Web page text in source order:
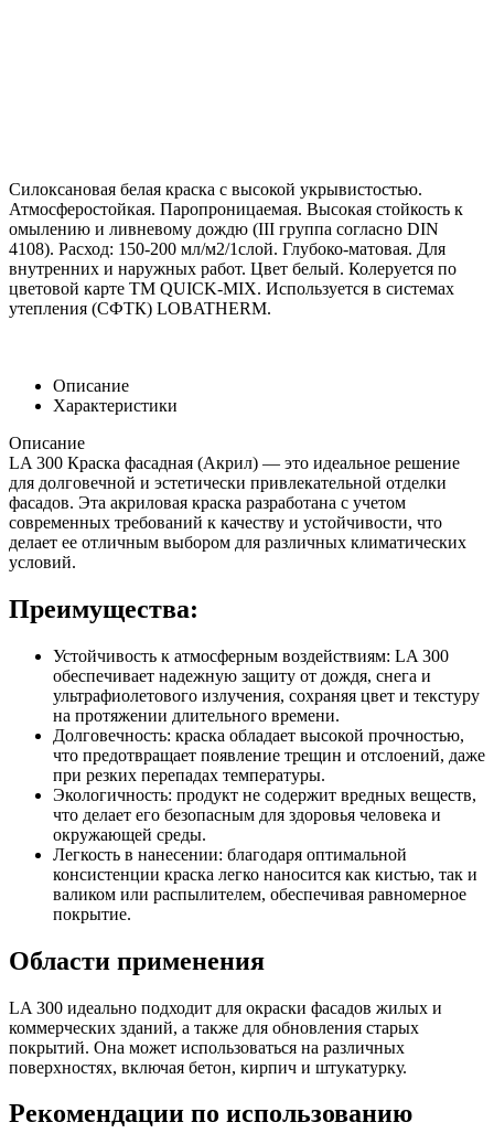
Силоксановая белая краска с высокой укрывистостью.
Атмосферостойкая. Паропроницаемая. Высокая стойкость к
омылению и ливневому дождю (III группа согласно DIN
4108). Расход: 150-200 мл/м2/1слой. Глубоко-матовая. Для
внутренних и наружных работ. Цвет белый. Колеруется по
цветовой карте ТМ QUICK-MIX. Используется в системах
утепления (СФТК) LOBATHERM.
Описание
Характеристики
Описание
LA 300 Краска фасадная (Акрил) — это идеальное решение
для долговечной и эстетически привлекательной отделки
фасадов. Эта акриловая краска разработана с учетом
современных требований к качеству и устойчивости, что
делает ее отличным выбором для различных климатических
условий.
Преимущества:
Устойчивость к атмосферным воздействиям: LA 300
обеспечивает надежную защиту от дождя, снега и
ультрафиолетового излучения, сохраняя цвет и текстуру
на протяжении длительного времени.
Долговечность: краска обладает высокой прочностью,
что предотвращает появление трещин и отслоений, даже
при резких перепадах температуры.
Экологичность: продукт не содержит вредных веществ,
что делает его безопасным для здоровья человека и
окружающей среды.
Легкость в нанесении: благодаря оптимальной
консистенции краска легко наносится как кистью, так и
валиком или распылителем, обеспечивая равномерное
покрытие.
Области применения
LA 300 идеально подходит для окраски фасадов жилых и
коммерческих зданий, а также для обновления старых
покрытий. Она может использоваться на различных
поверхностях, включая бетон, кирпич и штукатурку.
Рекомендации по использованию